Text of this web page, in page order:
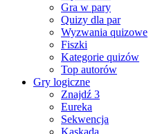
Gra w pary
Quizy dla par
Wyzwania quizowe
Fiszki
Kategorie quizów
Top autorów
Gry logiczne
Znajdź 3
Eureka
Sekwencja
Kaskada